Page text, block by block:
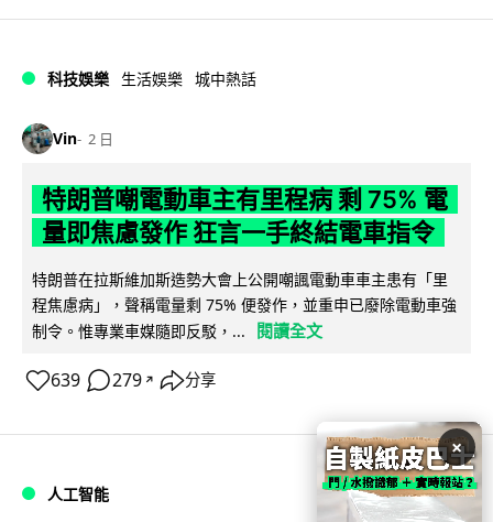
科技娛樂 生活娛樂 城中熱話
Vin 2 日
特朗普嘲電動車主有里程病 剩 75% 電
量即焦慮發作 狂言一手終結電車指令
特朗普在拉斯維加斯造勢大會上公開嘲諷電動車車主患有「里
程焦慮病」，聲稱電量剩 75% 便發作，並重申已廢除電動車強
制令。惟專業車媒隨即反駁，...
閱讀全文
639 279 ↗ 分享
人工智能
×